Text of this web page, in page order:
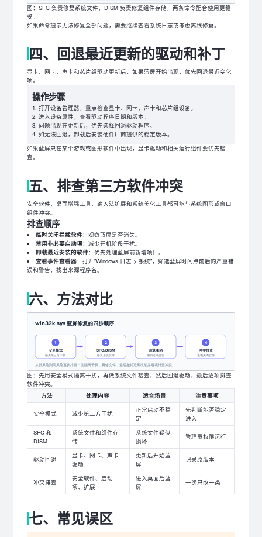
图：SFC 负责修复系统文件，DISM 负责修复组件存储，两条命令配合使用更稳
妥。
如果命令提示无法修复全部问题，需要继续查看系统日志或考虑离线修复。
四、回退最近更新的驱动和补丁
显卡、网卡、声卡和芯片组驱动更新后，如果蓝屏开始出现，优先回退最近变化
项。
操作步骤
打开设备管理器，重点检查显卡、网卡、声卡和芯片组设备。
进入设备属性，查看驱动程序日期和版本。
问题出现在更新后，优先选择回退驱动程序。
如无法回退，卸载后安装硬件厂商提供的稳定版本。
如果蓝屏只在某个游戏或图形软件中出现，显卡驱动和相关运行组件要优先检
查。
五、排查第三方软件冲突
安全软件、桌面增强工具、输入法扩展和系统美化工具都可能与系统图形或窗口
组件冲突。
排查顺序
临时关闭拦截软件：观察蓝屏是否消失。
禁用非必要启动项：减少开机阶段干扰。
卸载最近安装的软件：优先处理蓝屏前新增项目。
查看事件查看器：打开"Windows 日志 > 系统"，筛选蓝屏时间点前后的严重错
误和警告，找出来源程序名。
六、方法对比
图：先用安全模式隔离干扰，再做系统文件检查，然后回退驱动，最后逐项排查
软件冲突。
方法
处理内容 适合场景 注意事项
安全模式 减少第三方干扰
正常启动不稳
定
先判断能否稳定
进入
SFC 和
DISM
系统文件和组件存
储
系统文件疑似
损坏
管理员权限运行
驱动回退
显卡、网卡、声卡
驱动
更新后开始蓝
屏
记录原版本
冲突排查
安全软件、启动
项、扩展
进入桌面后蓝
屏
一次只改一类
七、常见误区